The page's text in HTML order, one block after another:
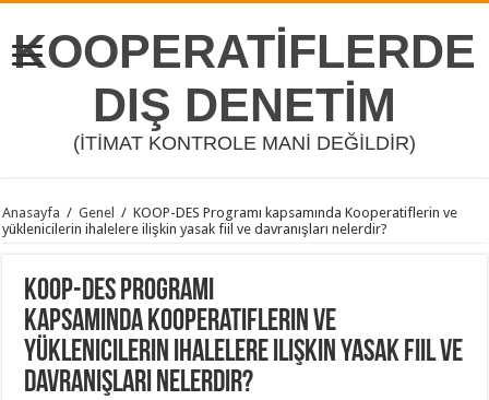
KOOPERATİFLERDE
DIŞ DENETİM
(İTİMAT KONTROLE MANİ DEĞİLDİR)
Anasayfa / Genel / KOOP-DES Programı kapsamında Kooperatiflerin ve
yüklenicilerin ihalelere ilişkin yasak fiil ve davranışları nelerdir?
KOOP-DES Programı
kapsamında Kooperatiflerin ve
yüklenicilerin ihalelere ilişkin yasak fiil ve
davranışları nelerdir?